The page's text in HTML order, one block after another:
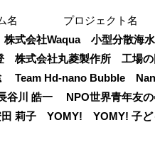
ーム名 プロジェクト名
式会社Waqua 小型分散海水
株式会社丸菱製作所 工場の
Team Hd-nano Bubble
谷川 皓一 NPO世界青年友
田 莉子 YOMY! YOMY! 子